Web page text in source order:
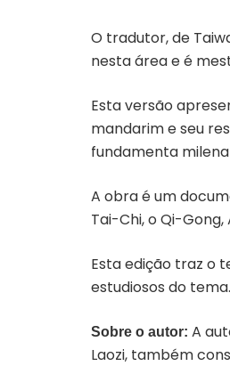
O tradutor, de
nesta área e é
Esta versão
mandarim e seu
fundamenta
A obra é um
Tai-Chi, o Qi-
Esta edição traz o
estudiosos do
Sobre o autor: A
Laozi, também